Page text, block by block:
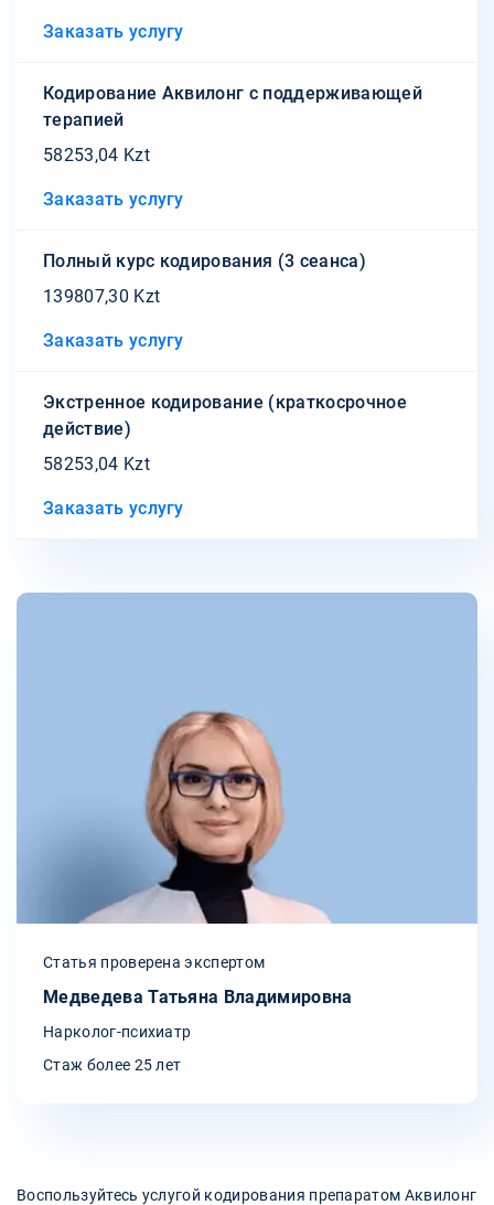
Заказать услугу
Кодирование Аквилонг с поддерживающей
терапией
58253,04 Kzt
Заказать услугу
Полный курс кодирования (3 сеанса)
139807,30 Kzt
Заказать услугу
Экстренное кодирование (краткосрочное
действие)
58253,04 Kzt
Заказать услугу
Статья проверена экспертом
Медведева Татьяна Владимировна
Нарколог-психиатр
Стаж более 25 лет
Воспользуйтесь услугой кодирования препаратом Аквилонг